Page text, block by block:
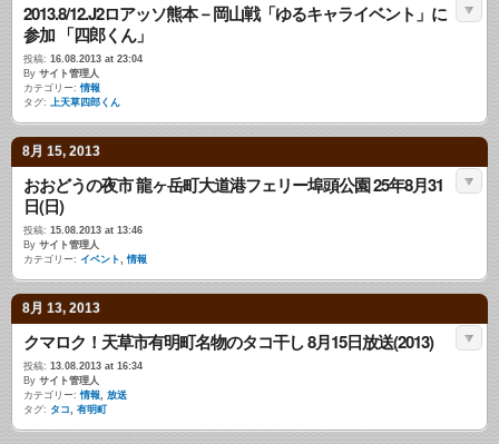
2013.8/12.J2ロアッソ熊本－岡山戦「ゆるキャライベント」に
参加 「四郎くん」
投稿: 16.08.2013 at 23:04
By サイト管理人
カテゴリー: 情報
タグ: 上天草四郎くん
8月 15, 2013
おおどうの夜市 龍ヶ岳町大道港フェリー埠頭公園 25年8月31
日(日)
投稿: 15.08.2013 at 13:46
By サイト管理人
カテゴリー: イベント,情報
8月 13, 2013
クマロク！天草市有明町名物のタコ干し 8月15日放送(2013)
投稿: 13.08.2013 at 16:34
By サイト管理人
カテゴリー: 情報, 放送
タグ: タコ, 有明町